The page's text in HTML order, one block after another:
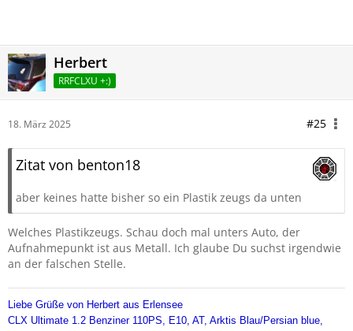
Herbert
RRFCLXU +:)
18. März 2025 #25
Zitat von benton18
aber keines hatte bisher so ein Plastik zeugs da unten
Welches Plastikzeugs. Schau doch mal unters Auto, der
Aufnahmepunkt ist aus Metall. Ich glaube Du suchst irgendwie
an der falschen Stelle.
Liebe Grüße von Herbert aus Erlensee
CLX Ultimate 1.2 Benziner 110PS, E10, AT, Arktis Blau/Persian blue,